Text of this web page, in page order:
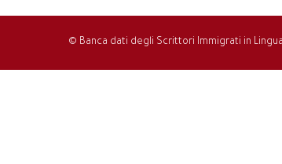
© Banca dati degli Scrittori Immigrati in